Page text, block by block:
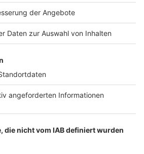
Für alle von euch, die
ein Gewürz ist und kein
Das ist "Foodtainment" der
Küche, die man überall genießen
"Macht nix, wenn's
Hier gibt esInfos zu den